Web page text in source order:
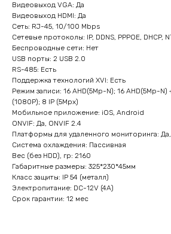
Видеовыход VGA: Да
Видеовыход HDMI: Да
Сеть: RJ-45, 10/100 Mbps
Сетевые протоколы: IP, DDNS, PPPOE, DHCP,
Беспроводные сети: Нет
USB порты: 2 USB 2.0
RS-485: Есть
Поддержка технологий XVI: Есть
Режим записи: 16 AHD(5Mp-N); 16 AHD(5Mp-N)
(1080P); 8 IP (5Mpx)
Мобильное приложение: iOS, Android
ONVIF: Да, ONVIF 2.4
Платформы для удаленного мониторинга:
Система охлаждения: Пассивная
Вес (без HDD), гр: 2160
Габаритные размеры: 325*230*45мм
Класс защиты: IP 54 (металл)
Электропитание: DC-12V (4A)
Срок гарантии: 12 мес